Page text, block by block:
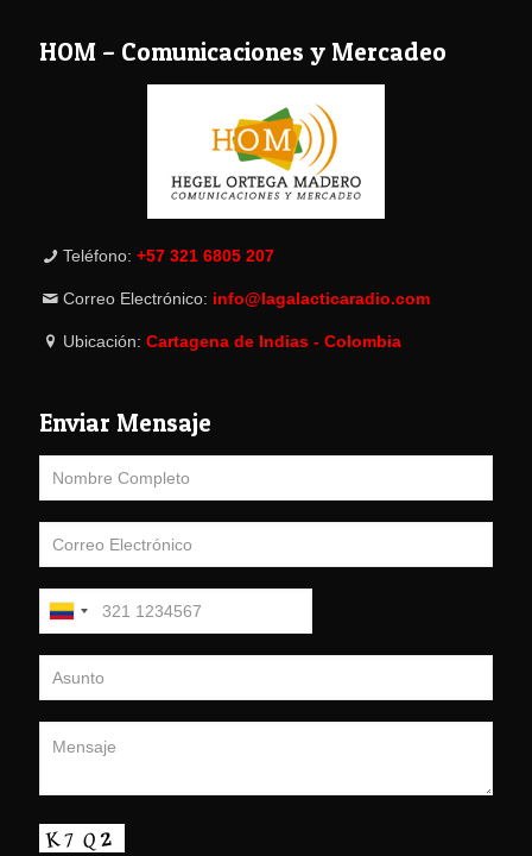
HOM – Comunicaciones y Mercadeo
Teléfono: +57 321 6805 207
Correo Electrónico: info@lagalacticaradio.com
Ubicación: Cartagena de Indias - Colombia
Enviar Mensaje